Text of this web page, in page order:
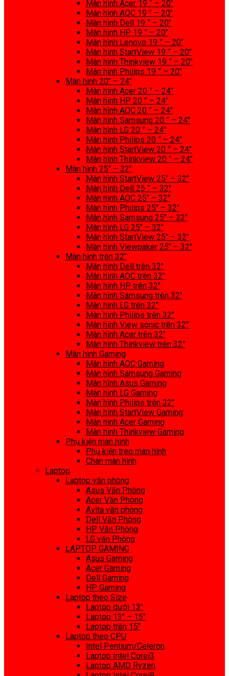
Màn hình Acer 19 ” – 20″
Màn hình AOC 19 ” – 20″
Màn hình Dell 19 ” – 20″
Màn hình HP 19 ” – 20″
Màn hình Lenovo 19 ” – 20″
Màn hình StartView 19 ” – 20″
Màn hình Thinkview 19 ” – 20″
Màn hình Philips 19 ” – 20″
Màn hình 20″ – 24″
Màn hình Acer 20 ” – 24″
Màn hình HP 20 ” – 24″
Màn hình AOC 20 ” – 24″
Màn hình Samsung 20 ” – 24″
Màn hình LG 20 ” – 24″
Màn hình Philips 20 ” – 24″
Màn hình StartView 20 ” – 24″
Màn hình Thinkview 20 ” – 24″
Màn hình 25″ – 32″
Màn hình StartView 25″ – 32″
Màn hình Dell 25 ” – 32″
Màn hình AOC 25″ – 32″
Màn hình Philips 25″ – 32″
Màn hình Samsung 25″ – 32″
Màn hình LG 25″ – 32″
Màn hình StartView 25″ – 32″
Màn hình Viewpaker 25″ – 32″
Màn hình trên 32″
Màn hình Dell trên 32″
Màn hình AOC trên 32″
Màn hình HP trên 32″
Màn hình Samsung trên 32″
Màn hình LG trên 32″
Màn hình Philips trên 32″
Màn hình View sonic trên 32″
Màn hình Acer trên 32″
Màn hình Thinkview trên 32″
Màn hình Gaming
Màn hình AOC Gaming
Màn hình Samsung Gaming
Màn hình Asus Gaming
Màn hình LG Gaming
Màn hình Philips trên 32″
Màn hình StartView Gaming
Màn hình Acer Gaming
Màn hình Thinkview Gaming
Phụ kiện màn hình
Phụ kiện treo màn hình
Chân màn hình
Laptop
Laptop văn phòng
Asus Văn Phòng
Acer Văn Phòng
Avita văn phòng
Dell Văn Phòng
HP Văn Phòng
LG văn Phòng
LAPTOP GAMING
Asus Gaming
Acer Gaming
Dell Gaming
HP Gaming
Laptop theo Size
Laptop dưới 13″
Laptop 13″ – 15″
Laptop trên 15″
Laptop theo CPU
Intel Pentium/Celeron
Laptop Intel Corei3
Laptop AMD Ryzen